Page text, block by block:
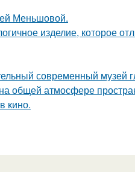
Меньшовой.
изделие, которое
современный музей
общей атмосфере
кино.